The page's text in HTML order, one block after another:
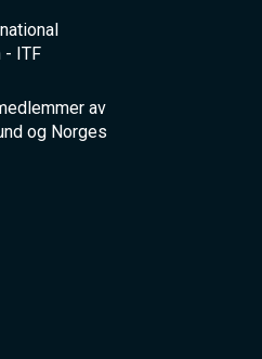
- ITF
av
og Norges